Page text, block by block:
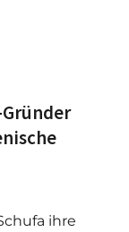
ihre